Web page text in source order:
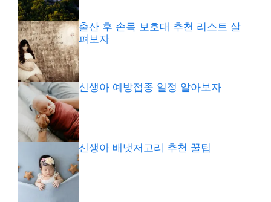
출산 후 손목 보호대 추천 리스트 살
펴보자
신생아 예방접종 일정 알아보자
신생아 배냇저고리 추천 꿀팁